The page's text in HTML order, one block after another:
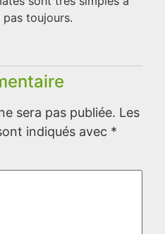
toujours.
sera pas publiée. Les
indiqués avec *